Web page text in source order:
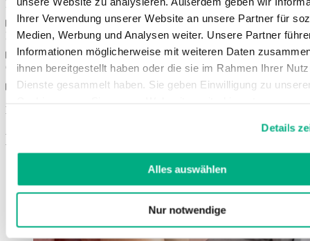
Ihrer Verwendung unserer Website an unsere Partner für
Medien, Werbung und Analysen weiter. Unsere Partner
Informationen möglicherweise mit weiteren Daten
ihnen bereitgestellt haben oder die sie im Rahmen Ihrer
Dienste gesammelt haben. Sie geben Einwilligung zu
Details
Alles auswählen
Nur notwendige
Kleuren
Maten
Gebruiksaanwijzing
Meer informatie
Misschien bent u ook geïnteresseerd in